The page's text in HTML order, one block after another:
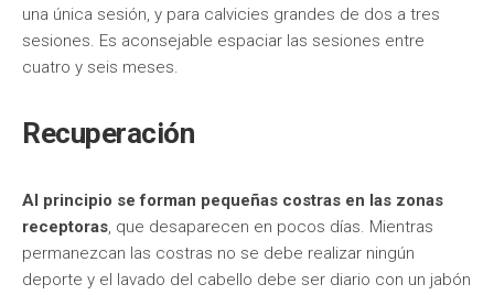
una única sesión, y para calvicies grandes de dos a tres
sesiones. Es aconsejable espaciar las sesiones entre
cuatro y seis meses.
Recuperación
Al principio se forman pequeñas costras en las zonas
receptoras, que desaparecen en pocos días. Mientras
permanezcan las costras no se debe realizar ningún
deporte y el lavado del cabello debe ser diario con un jabón